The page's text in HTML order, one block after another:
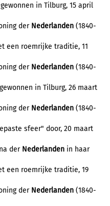
in Tilburg, 15 april
der Nederlanden (1840-
een roemrijke traditie, 11
der Nederlanden (1840-
in Tilburg, 26 maart
der Nederlanden (1840-
sfeer" door, 20 maart
der Nederlanden in haar
een roemrijke traditie, 19
der Nederlanden (1840-